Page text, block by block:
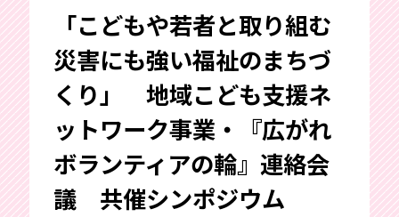
「こどもや若者と取り組む
災害にも強い福祉のまちづ
くり」 地域こども支援ネ
ットワーク事業・『広がれ
ボランティアの輪』連絡会
議 共催シンポジウム